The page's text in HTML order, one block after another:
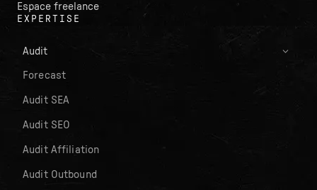
Espace freelance
EXPERTISE
Audit
Forecast
Audit SEA
Audit SEO
Audit Affiliation
Audit Outbound